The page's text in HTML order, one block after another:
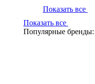
Показать все
Показать все
Популярные бренды: